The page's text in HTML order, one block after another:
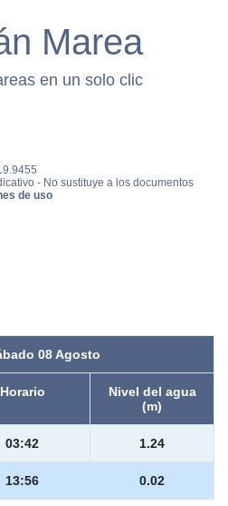
Marea
en un solo clic
- No sustituye a los documentos
de uso
08 Agosto
Horario
Nivel del agua
(m)
03:42 1.24
13:56 0.02